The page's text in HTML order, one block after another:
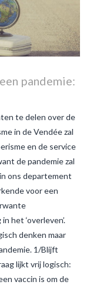
pandemie:
te delen over de
in de Vendée zal
en de service
de pandemie zal
ons departement
voor een
het ‘overleven’.
denken maar
1/Blijft
lijkt vrij logisch:
vaccin is om de